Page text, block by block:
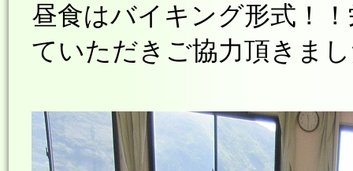
昼食はバイキング形式！
ていただきご協力頂きま